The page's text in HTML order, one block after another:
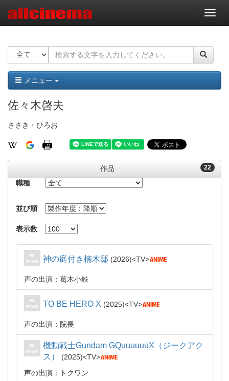
ナ
ビ
ー
ョ
ン
メニュー
佐々木啓夫
ささき・ひろお
22
作品
職種
並び順
表示数
神の庭付き楠木邸 2026 TV
声の出演：葛木小鉄
TO BE HERO X 2025 TV
声の出演：院長
機動戦士Gundam GQuuuuuuX（ジークアク
ス）
2025
TV
声の出演：トクワン